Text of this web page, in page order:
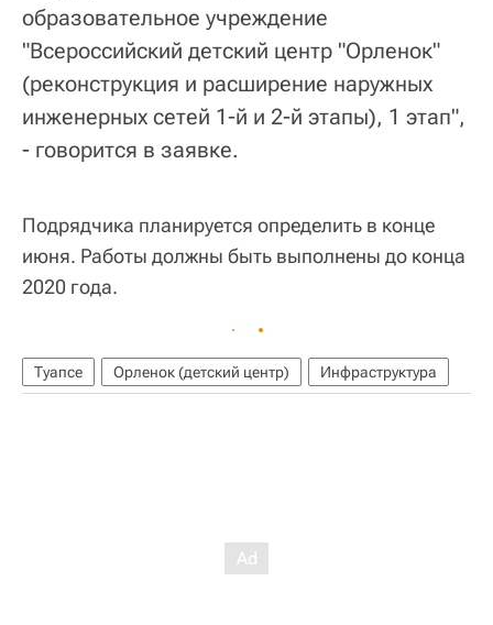
образовательное учреждение
"Всероссийский детский центр "Орленок"
(реконструкция и расширение наружных
инженерных сетей 1-й и 2-й этапы), 1 этап",
- говорится в заявке.
Подрядчика планируется определить в конце
июня. Работы должны быть выполнены до конца
2020 года.
Туапсе Орленок (детский центр) Инфраструктура